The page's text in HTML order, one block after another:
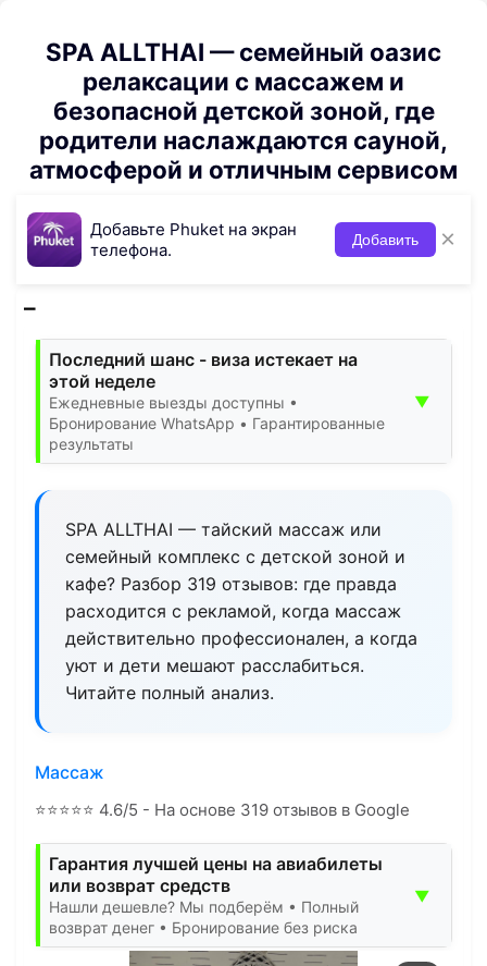
SPA ALLTHAI — семейный оазис
релаксации с массажем и
безопасной детской зоной, где
родители наслаждаются сауной,
атмосферой и отличным сервисом
Добавьте Phuket на экран
телефона.
Добавить ×
Последний шанс - виза истекает на
этой неделе
Ежедневные выезды доступны •
Бронирование WhatsApp • Гарантированные
результаты
▼
SPA ALLTHAI — тайский массаж или
семейный комплекс с детской зоной и
кафе? Разбор 319 отзывов: где правда
расходится с рекламой, когда массаж
действительно профессионален, а когда
уют и дети мешают расслабиться.
Читайте полный анализ.
Массаж
⭐⭐⭐⭐⭐ 4.6/5 - На основе 319 отзывов в Google
Гарантия лучшей цены на авиабилеты
или возврат средств
Нашли дешевле? Мы подберём • Полный
возврат денег • Бронирование без риска
▼